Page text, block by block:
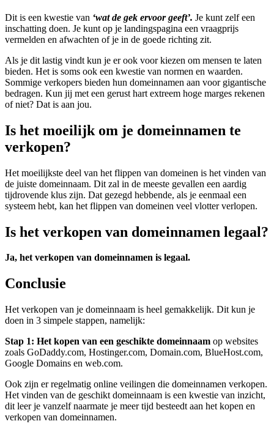
Dit is een kwestie van ‘wat de gek ervoor geeft’. Je kunt zelf een
inschatting doen. Je kunt op je landingspagina een vraagprijs
vermelden en afwachten of je in de goede richting zit.
Als je dit lastig vindt kun je er ook voor kiezen om mensen te laten
bieden. Het is soms ook een kwestie van normen en waarden.
Sommige verkopers bieden hun domeinnamen aan voor gigantische
bedragen. Kun jij met een gerust hart extreem hoge marges rekenen
of niet? Dat is aan jou.
Is het moeilijk om je domeinnamen te
verkopen?
Het moeilijkste deel van het flippen van domeinen is het vinden van
de juiste domeinnaam. Dit zal in de meeste gevallen een aardig
tijdrovende klus zijn. Dat gezegd hebbende, als je eenmaal een
systeem hebt, kan het flippen van domeinen veel vlotter verlopen.
Is het verkopen van domeinnamen legaal?
Ja, het verkopen van domeinnamen is legaal.
Conclusie
Het verkopen van je domeinnaam is heel gemakkelijk. Dit kun je
doen in 3 simpele stappen, namelijk:
Stap 1: Het kopen van een geschikte domeinnaam op websites
zoals GoDaddy.com, Hostinger.com, Domain.com, BlueHost.com,
Google Domains en web.com.
Ook zijn er regelmatig online veilingen die domeinnamen verkopen.
Het vinden van de geschikt domeinnaam is een kwestie van inzicht,
dit leer je vanzelf naarmate je meer tijd besteedt aan het kopen en
verkopen van domeinnamen.